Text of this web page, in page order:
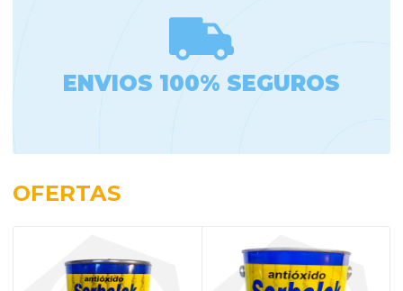
ENVIOS 100% SEGUROS
OFERTAS